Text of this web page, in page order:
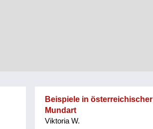
Beispiele in österreichischer
Mundart
Viktoria W.